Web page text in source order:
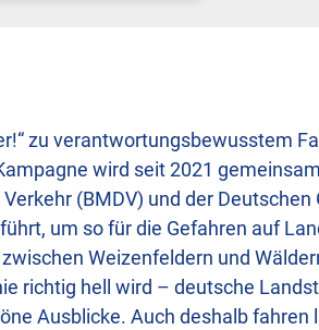
zu verantwortungsbewusstem
wird seit 2021
(BMDV) und der Deutschen
um so für die Gefahren auf
Weizenfeldern und
richtig hell wird – deutsche
Ausblicke. Auch deshalb fahren